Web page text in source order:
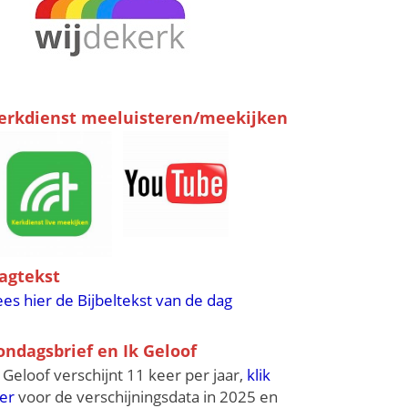
meeluisteren/meekijken
hier de Bijbeltekst van de dag
en Ik Geloof
Geloof verschijnt 11 keer per jaar, klik
voor de verschijningsdata in 2025 en